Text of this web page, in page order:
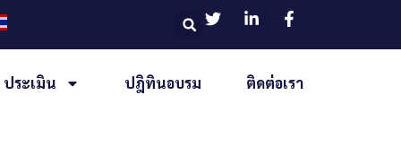
ประเมิน ปฎิทินอบรม ติดต่อเรา